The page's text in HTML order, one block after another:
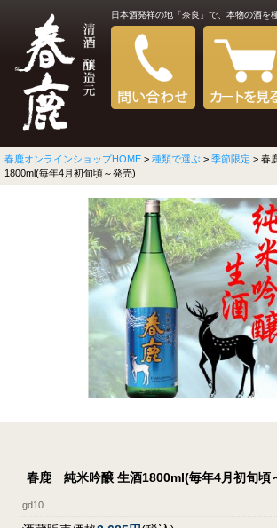
日本酒発祥の地「奈良」で、本物の酒を
春鹿オンラインショップHOME > 種類で選ぶ > 季節限定 > 春
1800ml(毎年4月初旬頃～発売)
春鹿 純米吟醸 生酒1800ml(毎年4月初旬頃
gd10